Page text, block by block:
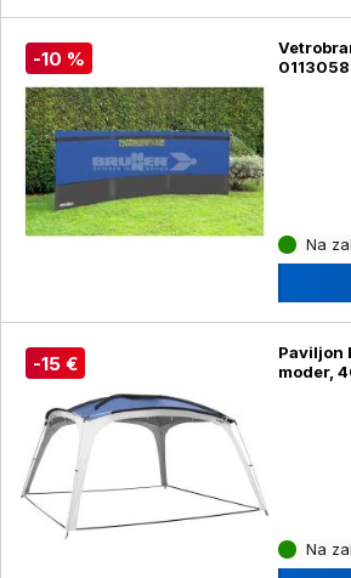
-10 %
Na
-15 €
Paviljon
moder,
Na